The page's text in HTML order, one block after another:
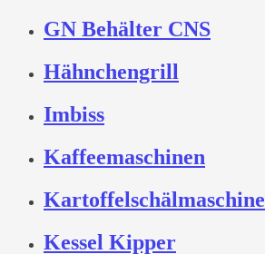
GN Behälter CNS
Hähnchengrill
Imbiss
Kaffeemaschinen
Kartoffelschälmaschine
Kessel Kipper